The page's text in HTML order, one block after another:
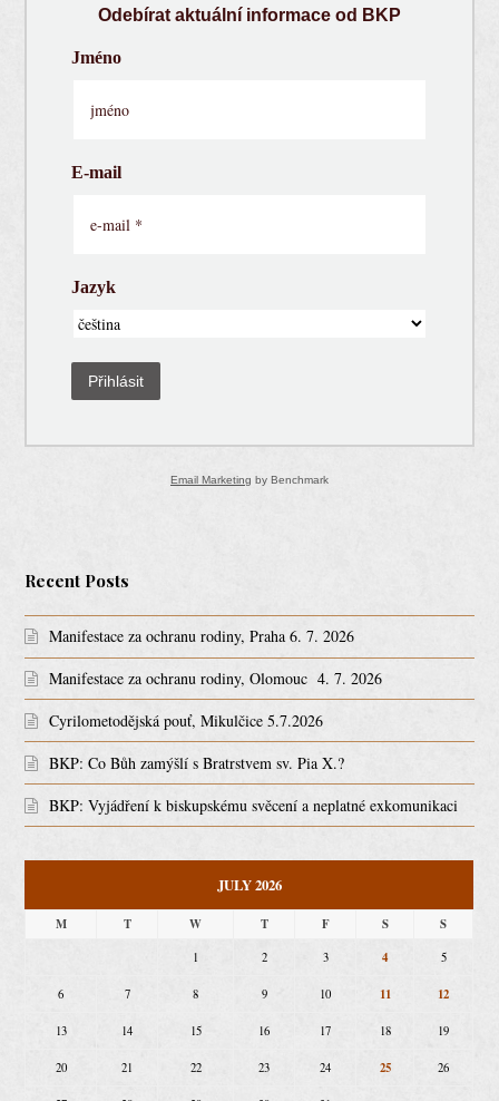
Odebírat aktuální informace od BKP
Jméno
E-mail
Jazyk
Přihlásit
Email Marketing by Benchmark
Recent Posts
Manifestace za ochranu rodiny, Praha 6. 7. 2026
Manifestace za ochranu rodiny, Olomouc 4. 7. 2026
Cyrilometodějská pouť, Mikulčice 5.7.2026
BKP: Co Bůh zamýšlí s Bratrstvem sv. Pia X.?
BKP: Vyjádření k biskupskému svěcení a neplatné exkomunikaci
JULY 2026
M T W T F S S
1 2 3 4 5
6 7 8 9 10 11 12
13 14 15 16 17 18 19
20 21 22 23 24 25 26